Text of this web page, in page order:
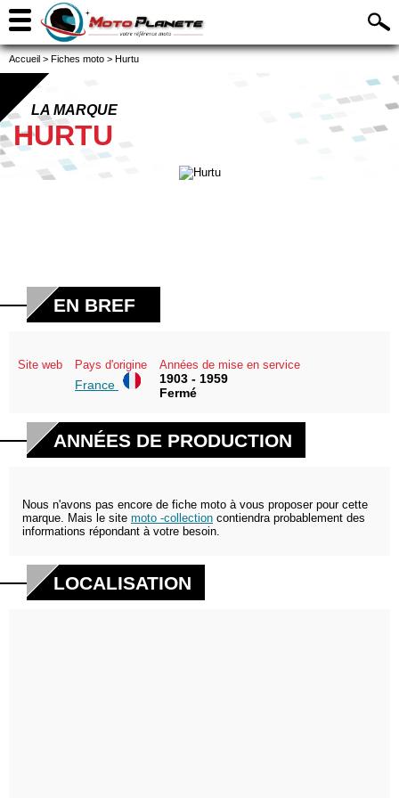
Accueil > Fiches moto > Hurtu
LA MARQUE
HURTU
EN BREF
Site web Pays d'origine
France
Années de mise en service
1903 - 1959
Fermé
ANNÉES DE PRODUCTION
Nous n'avons pas encore de fiche moto à vous proposer pour cette
marque. Mais le site moto -collection contiendra probablement des
informations répondant à votre besoin.
LOCALISATION